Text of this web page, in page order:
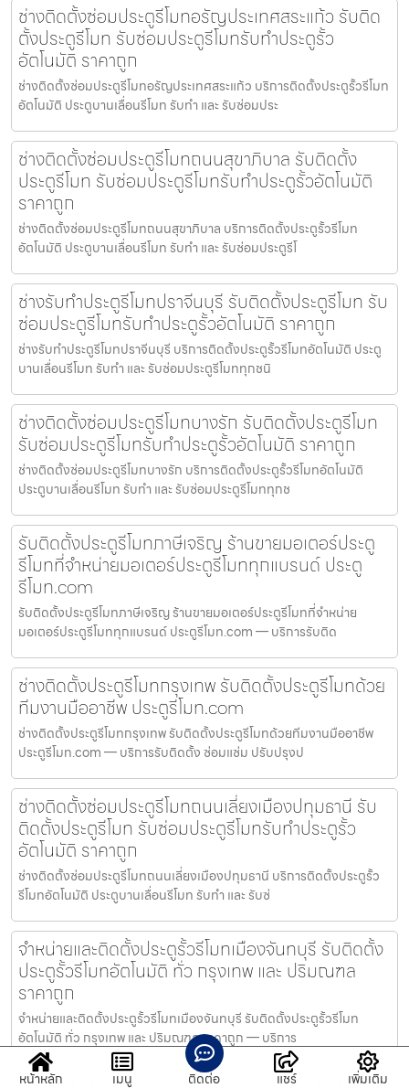
ช่างติดตั้งซ่อมประตูรีโมทอรัญประเทศสระแก้ว รับติด
ตั้งประตูรีโมท รับซ่อมประตูรีโมทรับทำประตูรั้ว
อัตโนมัติ ราคาถูก
ช่างติดตั้งซ่อมประตูรีโมทอรัญประเทศสระแก้ว บริการติดตั้งประตูรั้วรีโมท
อัตโนมัติ ประตูบานเลื่อนรีโมท รับทำ และ รับซ่อมประ
ช่างติดตั้งซ่อมประตูรีโมทถนนสุขาภิบาล รับติดตั้ง
ประตูรีโมท รับซ่อมประตูรีโมทรับทำประตูรั้วอัตโนมัติ
ราคาถูก
ช่างติดตั้งซ่อมประตูรีโมทถนนสุขาภิบาล บริการติดตั้งประตูรั้วรีโมท
อัตโนมัติ ประตูบานเลื่อนรีโมท รับทำ และ รับซ่อมประตูรีโ
ช่างรับทำประตูรีโมทปราจีนบุรี รับติดตั้งประตูรีโมท รับ
ซ่อมประตูรีโมทรับทำประตูรั้วอัตโนมัติ ราคาถูก
ช่างรับทำประตูรีโมทปราจีนบุรี บริการติดตั้งประตูรั้วรีโมทอัตโนมัติ ประตู
บานเลื่อนรีโมท รับทำ และ รับซ่อมประตูรีโมททุกชนิ
ช่างติดตั้งซ่อมประตูรีโมทบางรัก รับติดตั้งประตูรีโมท
รับซ่อมประตูรีโมทรับทำประตูรั้วอัตโนมัติ ราคาถูก
ช่างติดตั้งซ่อมประตูรีโมทบางรัก บริการติดตั้งประตูรั้วรีโมทอัตโนมัติ
ประตูบานเลื่อนรีโมท รับทำ และ รับซ่อมประตูรีโมททุกช
รับติดตั้งประตูรีโมทภาษีเจริญ ร้านขายมอเตอร์ประตู
รีโมทที่จำหน่ายมอเตอร์ประตูรีโมททุกแบรนด์ ประตู
รีโมท.com
รับติดตั้งประตูรีโมทภาษีเจริญ ร้านขายมอเตอร์ประตูรีโมทที่จำหน่าย
มอเตอร์ประตูรีโมททุกแบรนด์ ประตูรีโมท.com — บริการรับติด
ช่างติดตั้งประตูรีโมทกรุงเทพ รับติดตั้งประตูรีโมทด้วย
ทีมงานมืออาชีพ ประตูรีโมท.com
ช่างติดตั้งประตูรีโมทกรุงเทพ รับติดตั้งประตูรีโมทด้วยทีมงานมืออาชีพ
ประตูรีโมท.com — บริการรับติดตั้ง ซ่อมแซ่ม ปรับปรุงป
ช่างติดตั้งซ่อมประตูรีโมทถนนเลี่ยงเมืองปทุมธานี รับ
ติดตั้งประตูรีโมท รับซ่อมประตูรีโมทรับทำประตูรั้ว
อัตโนมัติ ราคาถูก
ช่างติดตั้งซ่อมประตูรีโมทถนนเลี่ยงเมืองปทุมธานี บริการติดตั้งประตูรั้ว
รีโมทอัตโนมัติ ประตูบานเลื่อนรีโมท รับทำ และ รับซ่
จำหน่ายและติดตั้งประตูรั้วรีโมทเมืองจันทบุรี รับติดตั้ง
ประตูรั้วรีโมทอัตโนมัติ ทั่ว กรุงเทพ และ ปริมณฑล
ราคาถูก
จำหน่ายและติดตั้งประตูรั้วรีโมทเมืองจันทบุรี รับติดตั้งประตูรั้วรีโมท
อัตโนมัติ ทั่ว กรุงเทพ และ ปริมณฑล ราคาถูก — บริการ
หน้าหลัก เมนู ติดต่อ แชร์ เพิ่มเติม